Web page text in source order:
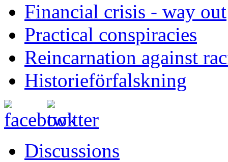
Financial crisis - way out
Practical conspiracies
Reincarnation against
Historieförfalskning
Discussions